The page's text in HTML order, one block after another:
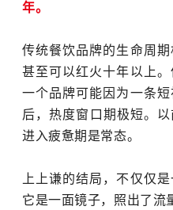
年。
传统餐饮品牌的生命周
甚至可以红火十年以上。
一个品牌可能因为一条
后，热度窗口期极短。
进入疲惫期是常态。
上上谦的结局，不仅仅
它是一面镜子，照出了流